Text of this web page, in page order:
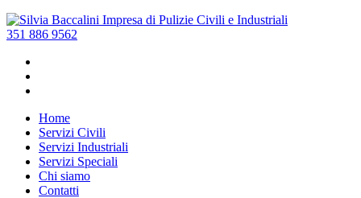
351 886 9562
Home
Servizi Civili
Servizi Industriali
Servizi Speciali
Chi siamo
Contatti